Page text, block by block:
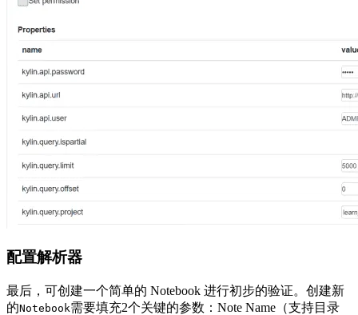
配置解析器
最后，可创建一个简单的 Notebook 进行初步的验证。创建新
的Notebook需要填充2个关键的参数：Note Name（支持目录